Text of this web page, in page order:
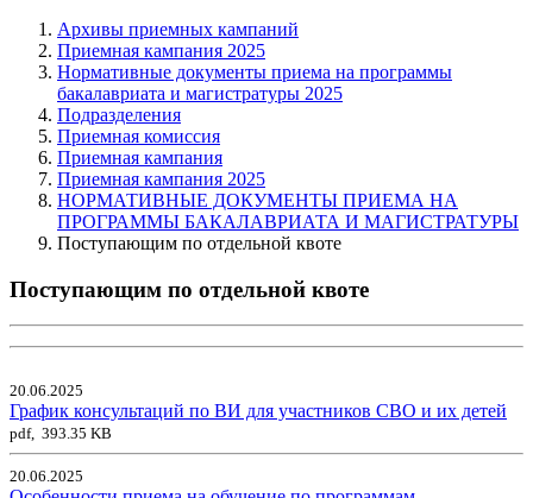
Архивы приемных кампаний
Приемная кампания 2025
Нормативные документы приема на программы
бакалавриата и магистратуры 2025
Подразделения
Приемная комиссия
Приемная кампания
Приемная кампания 2025
НОРМАТИВНЫЕ ДОКУМЕНТЫ ПРИЕМА НА
ПРОГРАММЫ БАКАЛАВРИАТА И МАГИСТРАТУРЫ
Поступающим по отдельной квоте
Поступающим по отдельной квоте
20.06.2025
График консультаций по ВИ для участников СВО и их детей
pdf, 393.35 KB
20.06.2025